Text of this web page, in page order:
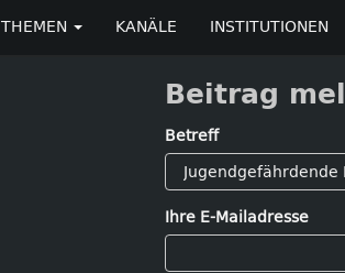
THEMEN KANÄLE INSTITUTIONEN
Beitrag
Betreff
Ihre E-Mailadresse